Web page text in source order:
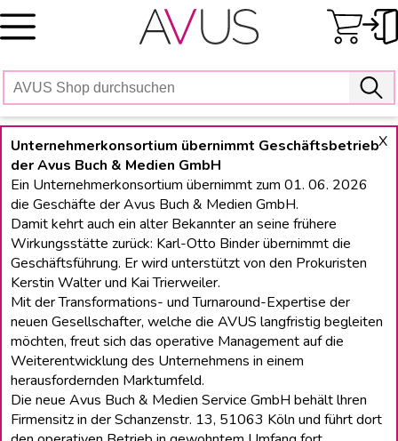
Skip
to
X
Unternehmerkonsortium übernimmt Geschäftsbetrieb
der Avus Buch & Medien GmbH
Ein Unternehmerkonsortium übernimmt zum 01. 06. 2026
die Geschäfte der Avus Buch & Medien GmbH.
Damit kehrt auch ein alter Bekannter an seine frühere
Wirkungsstätte zurück: Karl-Otto Binder übernimmt die
Geschäftsführung. Er wird unterstützt von den Prokuristen
Kerstin Walter und Kai Trierweiler.
Mit der Transformations- und Turnaround-Expertise der
neuen Gesellschafter, welche die AVUS langfristig begleiten
möchten, freut sich das operative Management auf die
Weiterentwicklung des Unternehmens in einem
herausfordernden Marktumfeld.
Die neue Avus Buch & Medien Service GmbH behält lhren
Firmensitz in der Schanzenstr. 13, 51063 Köln und führt dort